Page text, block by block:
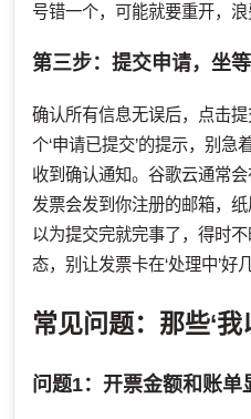
号错一个，可能就要重开，浪
第三步：提交申请，坐
确认所有信息无误后，点击
个‘申请已提交’的提示，别
收到确认通知。谷歌云通常
发票会发到你注册的邮箱，
以为提交完就完事了，得时不
态，别让发票卡在‘处理中’好几
常见问题：那些‘我
问题1：开票金额和账单